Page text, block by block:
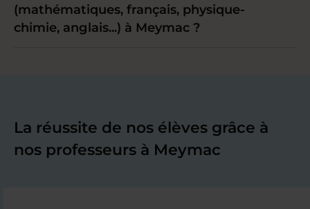
(mathématiques, français, physique-
chimie, anglais...) à Meymac ?
La réussite de nos élèves grâce à
nos professeurs à Meymac